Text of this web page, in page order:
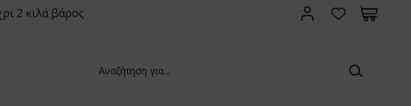
2 κιλά βάρος